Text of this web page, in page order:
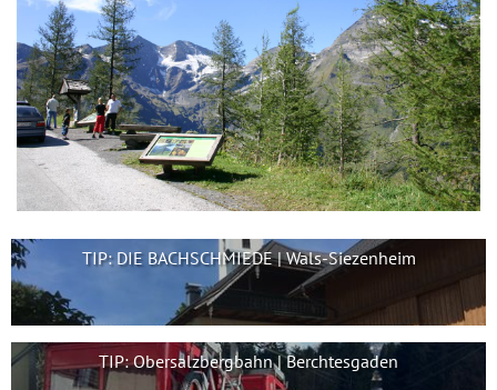
TIP: DIE BACHSCHMIEDE | Wals-Siezenheim
TIP: Obersalzbergbahn | Berchtesgaden